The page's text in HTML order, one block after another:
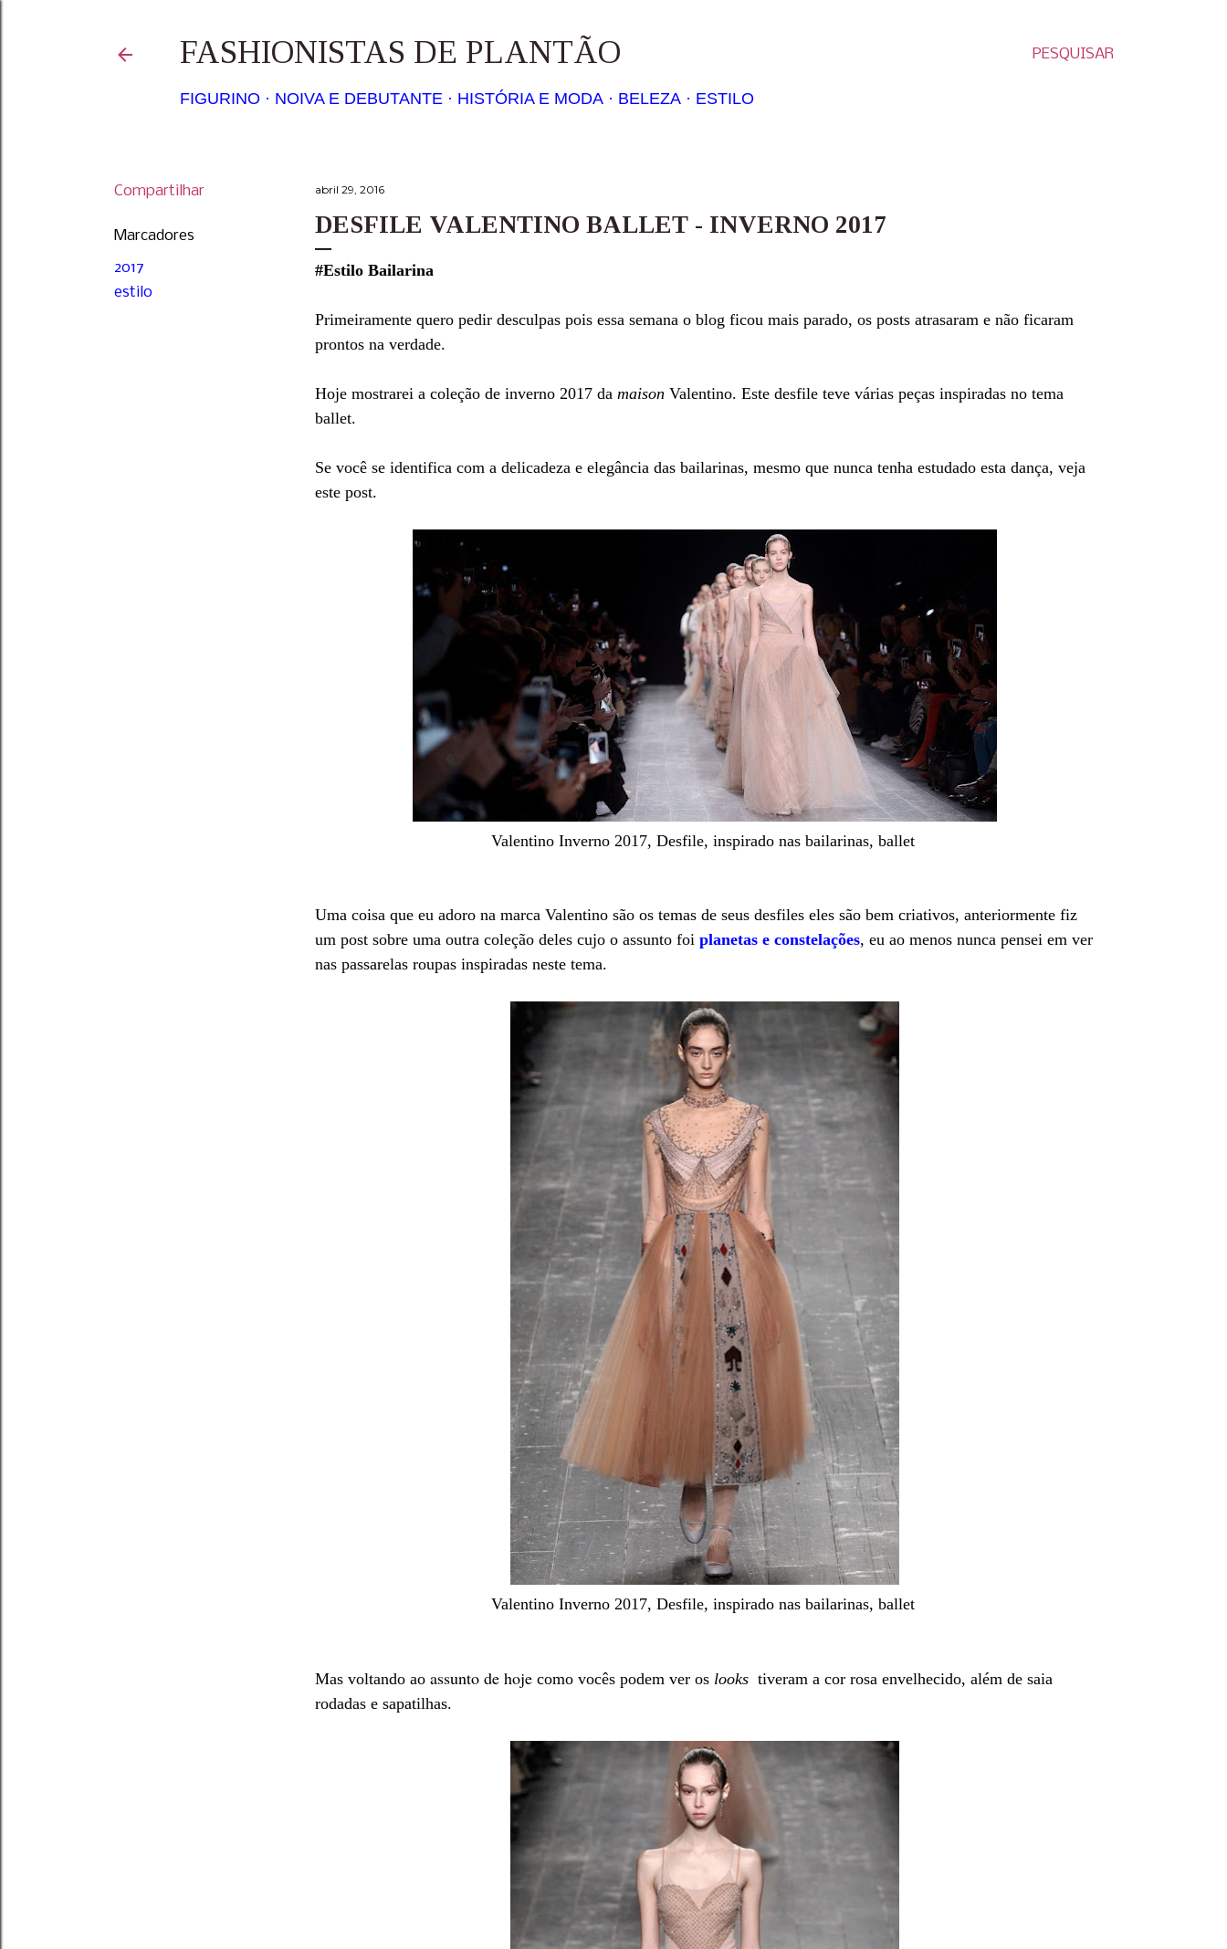
PESQUISAR
FASHIONISTAS DE PLANTÃO
FIGURINO NOIVA E DEBUTANTE HISTÓRIA E MODA BELEZA ESTILO
Compartilhar
Marcadores
2017
estilo
abril 29, 2016
DESFILE VALENTINO BALLET - INVERNO 2017
#Estilo Bailarina
Primeiramente quero pedir desculpas pois essa semana o blog ficou mais parado, os posts atrasaram e não ficaram
prontos na verdade.
Hoje mostrarei a coleção de inverno 2017 da maison Valentino. Este desfile teve várias peças inspiradas no tema
ballet.
Se você se identifica com a delicadeza e elegância das bailarinas, mesmo que nunca tenha estudado esta dança, veja
este post.
Valentino Inverno 2017, Desfile, inspirado nas bailarinas, ballet
Uma coisa que eu adoro na marca Valentino são os temas de seus desfiles eles são bem criativos, anteriormente fiz
um post sobre uma outra coleção deles cujo o assunto foi planetas e constelações, eu ao menos nunca pensei em ver
nas passarelas roupas inspiradas neste tema.
Valentino Inverno 2017, Desfile, inspirado nas bailarinas, ballet
Mas voltando aoassunto de hoje como vocês podem ver os lookstiveram a cor rosa envelhecido, além de saia
rodadas e sapatilhas.